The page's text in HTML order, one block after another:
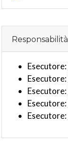
Responsabilità
Esecutore:
Esecutore:
Esecutore:
Esecutore:
Esecutore: